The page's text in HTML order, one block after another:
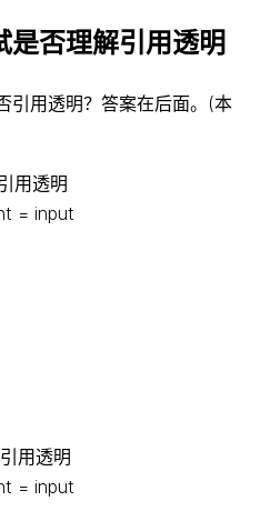
是否理解引用透明
引用透明？答案在后面。(本
用透明
= input
用透明
= input